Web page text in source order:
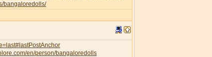
bangaloredolls/
en/person/bangaloredolls